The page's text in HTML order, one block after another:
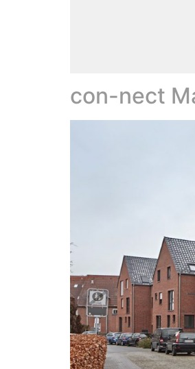
con-nect